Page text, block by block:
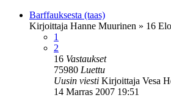
Barffauksesta (taas)
Kirjoittaja Hanne Muurinen » 16
1
2
16 Vastaukset
75980 Luettu
Uusin viesti Kirjoittaja Vesa
14 Marras 2007 19:51